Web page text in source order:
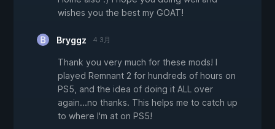
wishes you the best my GOAT!
Bryggz 4 3月
Thank you very much for these mods! I
played Remnant 2 for hundreds of hours on
PS5, and the idea of doing it ALL over
again...no thanks. This helps me to catch up
to where I'm at on PS5!